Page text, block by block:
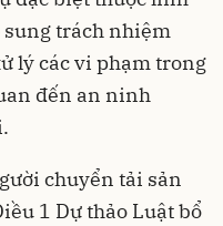
trách nhiệm
lý các vi phạm trong
đến an ninh
chuyển tải sản
1 Dự thảo Luật bổ